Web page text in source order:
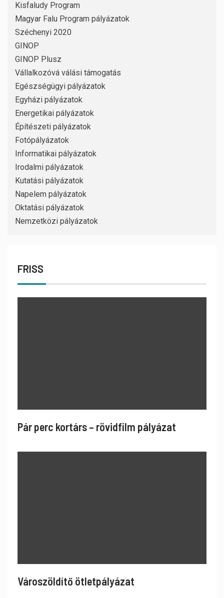
Kisfaludy Program
Magyar Falu Program pályázatok
Széchenyi 2020
GINOP
GINOP Plusz
Vállalkozóvá válási támogatás
Egészségügyi pályázatok
Egyházi pályázatok
Energetikai pályázatok
Építészeti pályázatok
Fotópályázatok
Informatikai pályázatok
Irodalmi pályázatok
Kutatási pályázatok
Napelem pályázatok
Oktatási pályázatok
Nemzetközi pályázatok
FRISS
Pár perc kortárs – rövidfilm pályázat
Városzöldítő ötletpályázat